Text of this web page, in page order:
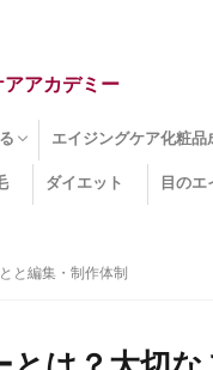
アカデミー
化粧品
品
品
ング
化粧品
エイジングケア化粧品
エイジングケア化粧品(
セラミド
ネオダーミル
プロテオグリカン
ビタミンC誘導体
コラーゲン
その他の化粧品成分
ダイエット 目のエ
と編集・制作体制